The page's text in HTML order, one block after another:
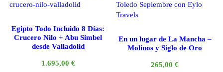
Egipto Todo Incluido 8 Días:
Crucero Nilo + Abu Simbel
desde Valladolid
1.695,00 €
En un lugar de La Mancha –
Molinos y Siglo de Oro
265,00€